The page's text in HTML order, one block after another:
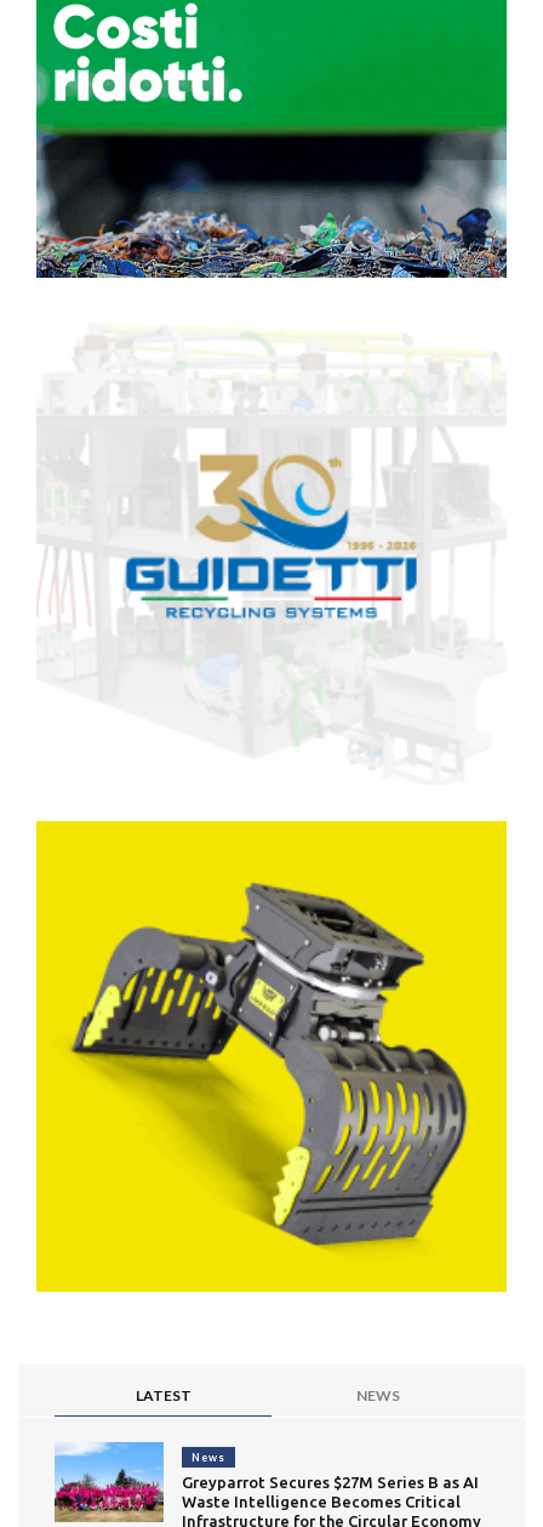
LATEST NEWS
News
Greyparrot Secures $27M Series B as AI
Waste Intelligence Becomes Critical
Infrastructure for the Circular Economy